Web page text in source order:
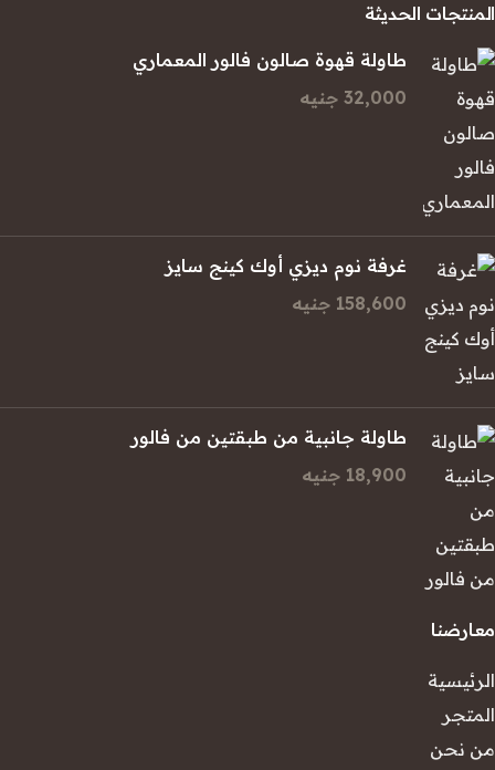
المنتجات الحديثة
طاولة قهوة صالون فالور المعماري
32,000 جنيه
غرفة نوم ديزي أوك كينج سايز
158,600 جنيه
طاولة جانبية من طبقتين من فالور
18,900 جنيه
معارضنا
الرئيسية
المتجر
من نحن